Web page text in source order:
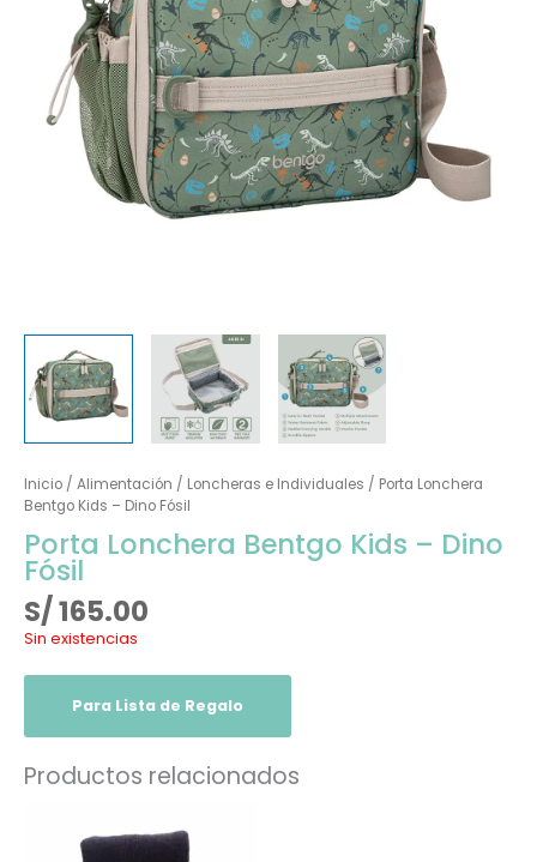
Inicio/ Alimentación / Loncheras e Individuales / Porta Lonchera
Bentgo Kids – Dino Fósil
Porta Lonchera Bentgo Kids – Dino
Fósil
S/165.00
Sin existencias
Para Lista de Regalo
Productos relacionados